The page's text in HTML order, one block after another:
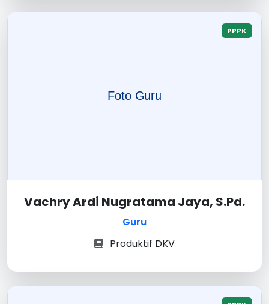
PPPK
Vachry Ardi Nugratama Jaya, S.Pd.
Guru
Produktif DKV